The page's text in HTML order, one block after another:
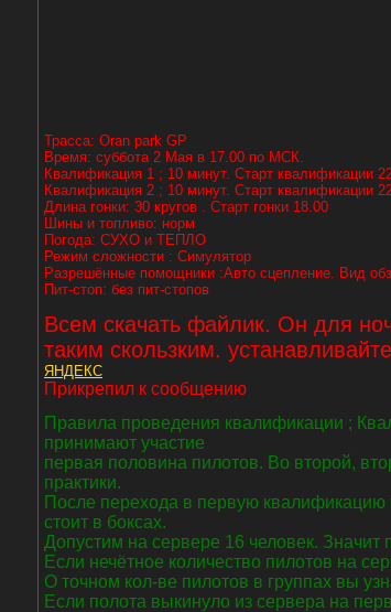
Трасса: Oran park GP
Время: суббота 2 Мая в 17.00 по МСК.
Квалификация 1 ; 10 минут. Старт квалификации
Квалификация 2 ; 10 минут. Старт квалификации
Длина гонки: 30 кругов . Старт гонки 18.00
Шины и топливо: норм
Погода: СУХО и ТЕПЛО
Режим сложности : Симулятор
Разрешённые помощники :Авто сцепление. Вид
Пит-стоп: без пит-стопов
Всем скачать файлик. Он для
таким скользким.
ЯНДЕКС
Прикрепил к сообщению
Правила проведения квалификации ;
принимают участие
первая половина пилотов. Во второй,
практики.
После перехода в первую квалификацию
стоит в боксах.
Допустим на сервере 16 человек.
Если нечётное количество пилотов на
О точном кол-ве пилотов в группах вы
Если полота выкинуло из сервера на